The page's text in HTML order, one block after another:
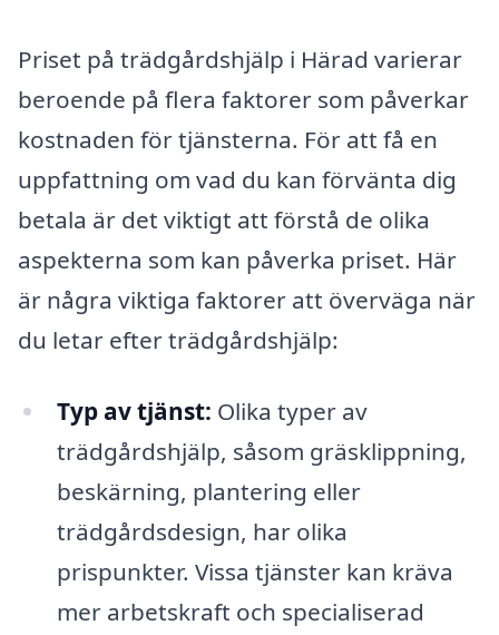
Priset på trädgårdshjälp i Härad varierar
beroende på flera faktorer som påverkar
kostnaden för tjänsterna. För att få en
uppfattning om vad du kan förvänta dig
betala är det viktigt att förstå de olika
aspekterna som kan påverka priset. Här
är några viktiga faktorer att överväga när
du letar efter trädgårdshjälp:
Typ av tjänst: Olika typer av
trädgårdshjälp, såsom gräsklippning,
beskärning, plantering eller
trädgårdsdesign, har olika
prispunkter. Vissa tjänster kan kräva
mer arbetskraft och specialiserad